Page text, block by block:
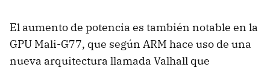
El aumento de potencia es también notable en la
GPU Mali-G77, que según ARM hace uso de una
nueva arquitectura llamada Valhall que